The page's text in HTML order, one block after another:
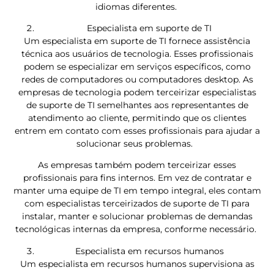
idiomas diferentes.
Especialista em suporte de TI
Um especialista em suporte de TI fornece assistência
técnica aos usuários de tecnologia. Esses profissionais
podem se especializar em serviços específicos, como
redes de computadores ou computadores desktop. As
empresas de tecnologia podem terceirizar especialistas
de suporte de TI semelhantes aos representantes de
atendimento ao cliente, permitindo que os clientes
entrem em contato com esses profissionais para ajudar a
solucionar seus problemas.
As empresas também podem terceirizar esses
profissionais para fins internos. Em vez de contratar e
manter uma equipe de TI em tempo integral, eles contam
com especialistas terceirizados de suporte de TI para
instalar, manter e solucionar problemas de demandas
tecnológicas internas da empresa, conforme necessário.
Especialista em recursos humanos
Um especialista em recursos humanos supervisiona as